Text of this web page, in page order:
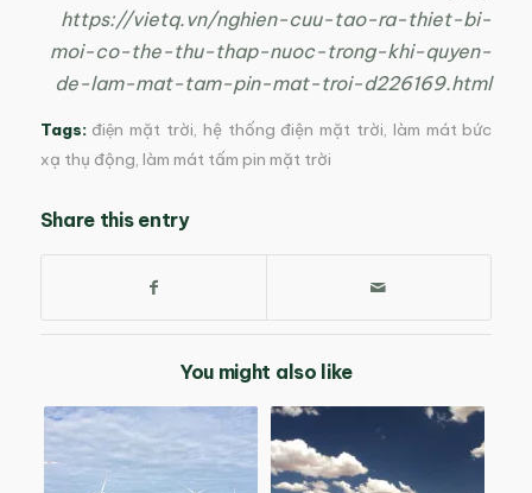
https://vietq.vn/nghien-cuu-tao-ra-thiet-bi-
moi-co-the-thu-thap-nuoc-trong-khi-quyen-
de-lam-mat-tam-pin-mat-troi-d226169.html
Tags: điện mặt trời, hệ thống điện mặt trời, làm mát bức
xạ thụ động, làm mát tấm pin mặt trời
Share this entry
You might also like